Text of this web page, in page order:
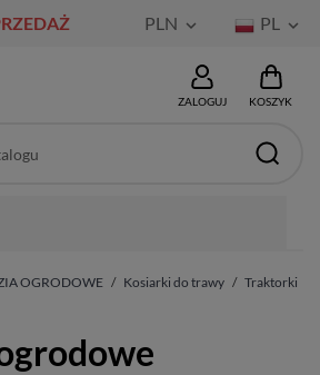
PLN  PL 
ZALOGUJ KOSZYK
OGRODOWE Kosiarki do trawy
Traktorki